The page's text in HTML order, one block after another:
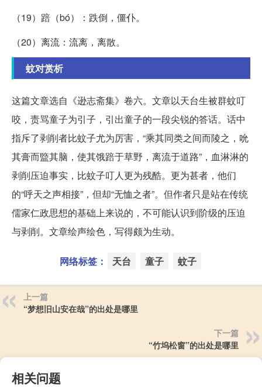
（19）踣（bó）：跌倒，僵仆。
（20）离流：流离，离散。
蚊对赏析
这篇文章选自《逊志斋集》卷六。文章以天台生被群蚊叮
咬，责骂童子为引子，引出童子的一段尖锐的答话。话中
指斥了剥削者比蚊子尤为厉害，“乘其同类之间而陵之，吮
其膏而盬其脑，使其饿踣于草野，离流于道路”，血淋淋的
剥削压迫事实，比蚊子叮人更为残酷。更为甚者，他们
的“呼天之声相接”，但却“无恤之者”。但作者只是站在传统
儒家仁政思想的基础上来说的，不可能认识到阶级的压迫
与剥削。文章绘声绘色，写得颇为生动。
网络标签： 天台 童子 蚊子
上一篇
“梦想旧山安在哉”的出处是哪里
下一篇
“竹坞松窗”的出处是哪里
相关问题